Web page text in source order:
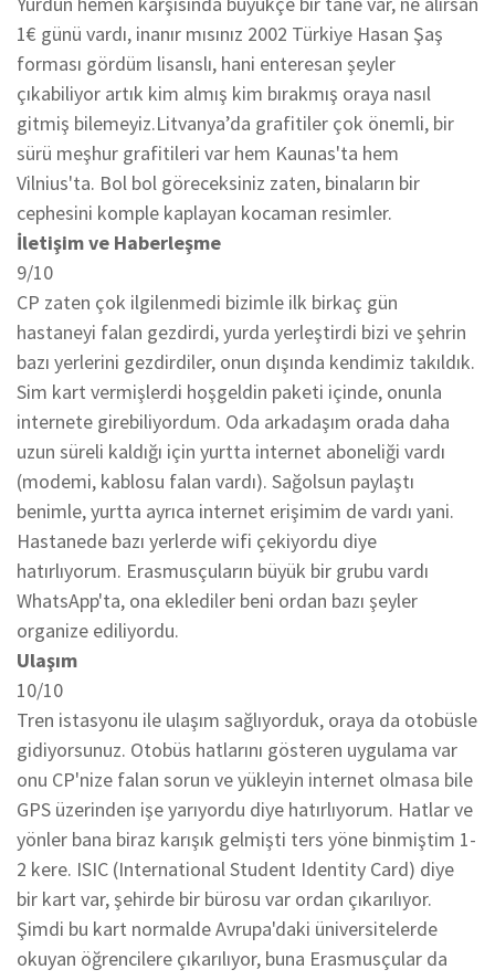
1€ günü vardı, inanır mısınız 2002 Türkiye Hasan Şaş
forması gördüm lisanslı, hani enteresan şeyler
çıkabiliyor artık kim almış kim bırakmış oraya nasıl
gitmiş bilemeyiz.Litvanya’da grafitiler çok önemli, bir
sürü meşhur grafitileri var hem Kaunas'ta hem
Vilnius'ta. Bol bol göreceksiniz zaten, binaların bir
cephesini komple kaplayan kocaman resimler.
İletişim ve Haberleşme
9/10
CP zaten çok ilgilenmedi bizimle ilk birkaç gün
hastaneyi falan gezdirdi, yurda yerleştirdi bizi ve şehrin
bazı yerlerini gezdirdiler, onun dışında kendimiz takıldık.
Sim kart vermişlerdi hoşgeldin paketi içinde, onunla
internete girebiliyordum. Oda arkadaşım orada daha
uzun süreli kaldığı için yurtta internet aboneliği vardı
(modemi, kablosu falan vardı). Sağolsun paylaştı
benimle, yurtta ayrıca internet erişimim de vardı yani.
Hastanede bazı yerlerde wifi çekiyordu diye
hatırlıyorum. Erasmusçuların büyük bir grubu vardı
WhatsApp'ta, ona eklediler beni ordan bazı şeyler
organize ediliyordu.
Ulaşım
10/10
Tren istasyonu ile ulaşım sağlıyorduk, oraya da otobüsle
gidiyorsunuz. Otobüs hatlarını gösteren uygulama var
onu CP'nize falan sorun ve yükleyin internet olmasa bile
GPS üzerinden işe yarıyordu diye hatırlıyorum. Hatlar ve
yönler bana biraz karışık gelmişti ters yöne binmiştim 1-
2 kere. ISIC (International Student Identity Card) diye
bir kart var, şehirde bir bürosu var ordan çıkarılıyor.
Şimdi bu kart normalde Avrupa'daki üniversitelerde
okuyan öğrencilere çıkarılıyor, buna Erasmusçular da